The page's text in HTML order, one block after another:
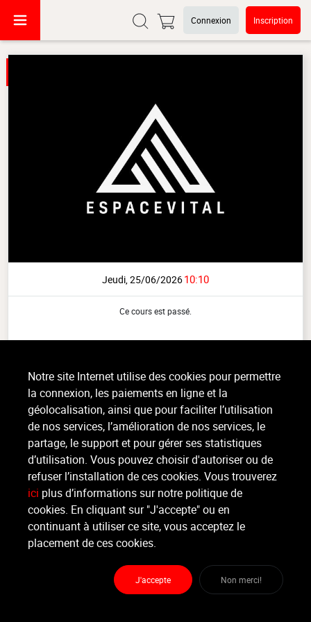
Connexion Inscription
Jeudi, 25/06/202610:10
Ce cours est passé.
Cardio, Tout niveau, intérieur
Le RPM Virtuel™ est une expérience de cyclisme en salle où vous pédalez
au rythme de musiques entraînantes, mais cette fois, avec un parcours
virtuel immersif. Guidé par votre coach, vous (...)
Lire la suite
Organisateur
ESPACE VITAL
Moniteur
ESPACE VITAL
Notre site Internet utilise des cookies pour permettre
la connexion, les paiements en ligne et la
géolocalisation, ainsi que pour faciliter l’utilisation
de nos services, l’amélioration de nos services, le
partage, le support et pour gérer ses statistiques
d’utilisation. Vous pouvez choisir d'autoriser ou de
refuser l’installation de ces cookies. Vous trouverez
ici plus d’informations sur notre politique de
cookies. En cliquant sur "J'accepte" ou en
continuant à utiliser ce site, vous acceptez le
placement de ces cookies.
J'accepte Non merci!